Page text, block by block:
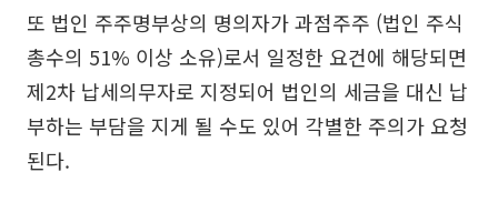
또 법인 주주명부상의 명의자가 과점주주 (법인 주식
총수의 51% 이상 소유)로서 일정한 요건에 해당되면
제2차 납세의무자로 지정되어 법인의 세금을 대신 납
부하는 부담을 지게 될 수도 있어 각별한 주의가 요청
된다.